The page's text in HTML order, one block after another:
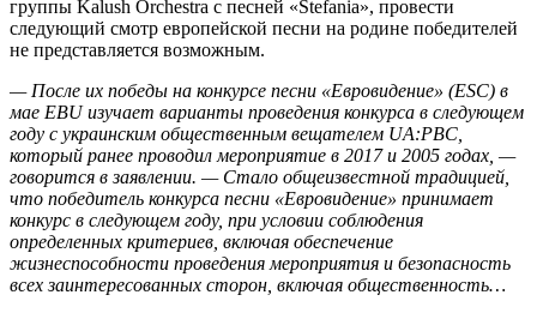
группы Kalush Orchestra с песней «Stefania», провести
следующий смотр европейской песни на родине победителей
не представляется возможным.
— После их победы на конкурсе песни «Евровидение» (ESC) в
мае EBU изучает варианты проведения конкурса в следующем
году с украинским общественным вещателем UA:PBC,
который ранее проводил мероприятие в 2017 и 2005 годах, —
говорится в заявлении. — Стало общеизвестной традицией,
что победитель конкурса песни «Евровидение» принимает
конкурс в следующем году, при условии соблюдения
определенных критериев, включая обеспечение
жизнеспособности проведения мероприятия и безопасность
всех заинтересованных сторон, включая общественность…